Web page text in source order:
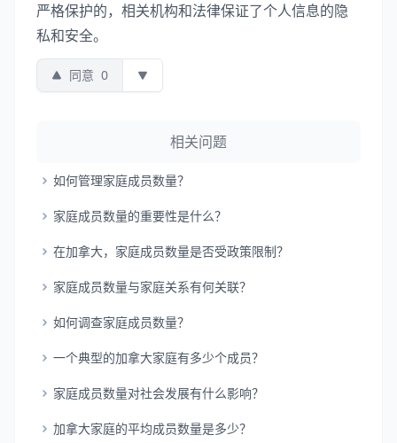
严格保护的，相关机构和法律保证了个人信息的隐
私和安全。
同意 0
相关问题
如何管理家庭成员数量？
家庭成员数量的重要性是什么？
在加拿大，家庭成员数量是否受政策限制？
家庭成员数量与家庭关系有何关联？
如何调查家庭成员数量？
一个典型的加拿大家庭有多少个成员？
家庭成员数量对社会发展有什么影响？
加拿大家庭的平均成员数量是多少？